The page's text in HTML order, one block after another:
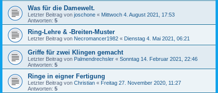
Was für die Damewelt.
Letzter Beitrag von joschone « Mittwoch 4. August 2021, 17:53
Antworten: 5
Ring-Lehre & -Breiten-Muster
Letzter Beitrag von Necromancer1982 « Dienstag 4. Mai 2021, 06:21
Griffe für zwei Klingen gemacht
Letzter Beitrag von Palmendrechsler « Sonntag 14. Februar 2021, 22:46
Antworten: 5
Ringe in eigner Fertigung
Letzter Beitrag von Christian « Freitag 27. November 2020, 11:27
Antworten: 5